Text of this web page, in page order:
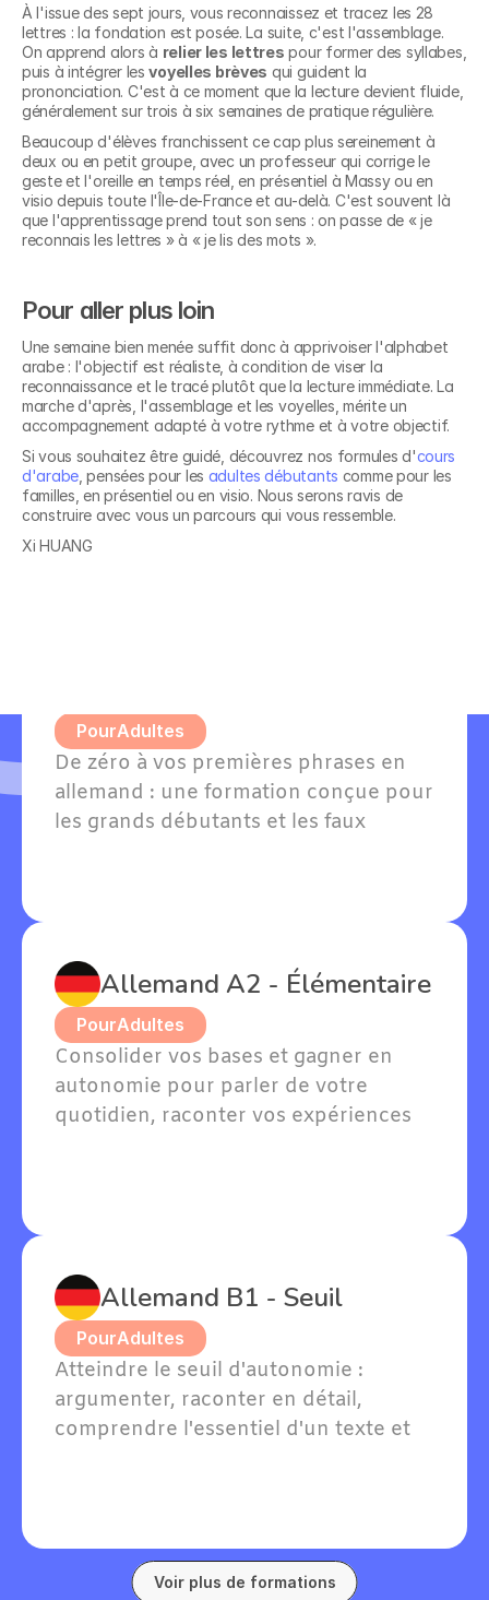
À l'issue des sept jours, vous reconnaissez et tracez les 28
lettres : la fondation est posée. La suite, c'est l'assemblage.
On apprend alors à relier les lettres pour former des syllabes,
puis à intégrer les voyelles brèves qui guident la
prononciation. C'est à ce moment que la lecture devient fluide,
généralement sur trois à six semaines de pratique régulière.
Beaucoup d'élèves franchissent ce cap plus sereinement à
deux ou en petit groupe, avec un professeur qui corrige le
geste et l'oreille en temps réel, en présentiel à Massy ou en
visio depuis toute l'Île-de-France et au-delà. C'est souvent là
que l'apprentissage prend tout son sens : on passe de « je
reconnais les lettres » à « je lis des mots ».
Pour aller plus loin
Une semaine bien menée suffit donc à apprivoiser l'alphabet
arabe : l'objectif est réaliste, à condition de viser la
reconnaissance et le tracé plutôt que la lecture immédiate. La
marche d'après, l'assemblage et les voyelles, mérite un
accompagnement adapté à votre rythme et à votre objectif.
Si vous souhaitez être guidé, découvrez nos formules d'cours
d'arabe , pensées pour les adultes débutants comme pour les
familles, en présentiel ou en visio. Nous serons ravis de
construire avec vous un parcours qui vous ressemble.
Xi HUANG
Découvrez nos
formations en
PourAdultes
De zéro à vos premières phrases en
allemand : une formation conçue pour
les grands débutants et les faux
Allemand A2 - Élémentaire
PourAdultes
Consolider vos bases et gagner en
autonomie pour parler de votre
quotidien, raconter vos expériences
Allemand B1 - Seuil
PourAdultes
Atteindre le seuil d'autonomie :
argumenter, raconter en détail,
comprendre l'essentiel d'un texte et
Voir plus de formations